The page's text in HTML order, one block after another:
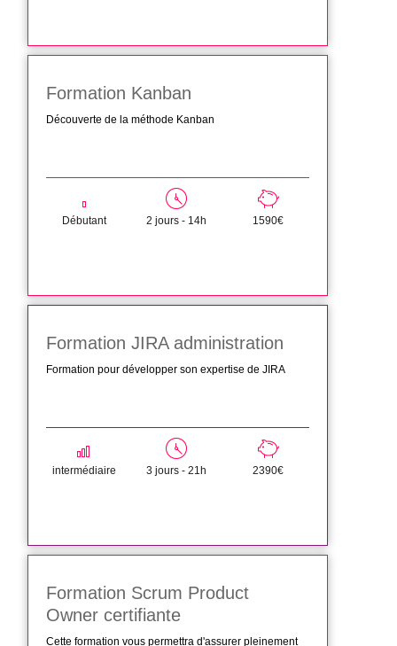
Formation Kanban
Découverte de la méthode Kanban
Débutant 2 jours - 14h 1590€
Formation JIRA administration
Formation pour développer son expertise de JIRA
intermédiaire 3 jours - 21h 2390€
Formation Scrum Product
Owner certifiante
Cette formation vous permettra d'assurer pleinement